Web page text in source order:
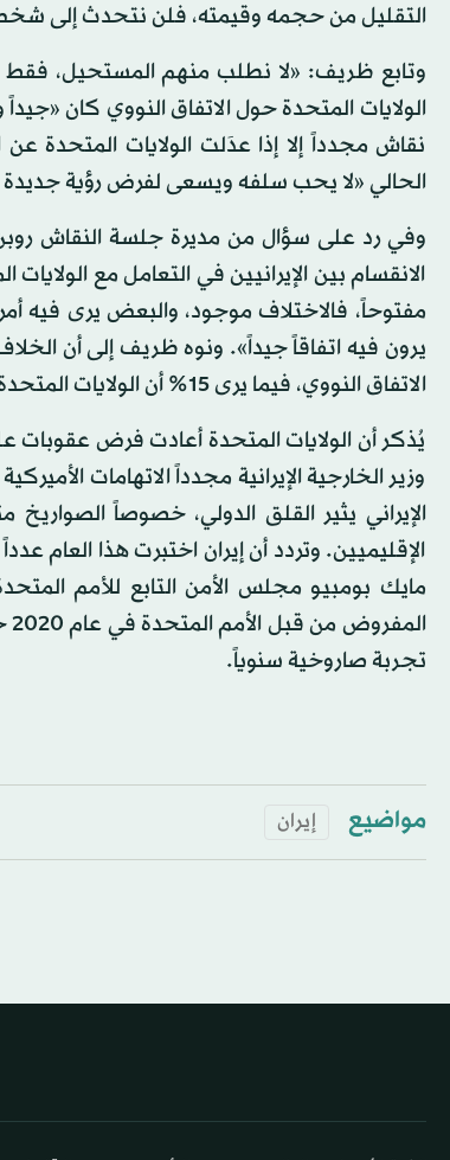
التقليل من حجمه وقيمته، فلن نتحدث إلى شخص يضع علينا
وتابع ظريف: «لا نطلب منهم المستحيل، فقط
الولايات المتحدة حول الاتفاق النووي كان
نقاش مجدداً إلا إذا عدَلت الولايات المتحدة
الحالي «لا يحب سلفه ويسعى لفرض رؤية جديدة
وفي رد على سؤال من مديرة جلسة النقاش روبن
الانقسام بين الإيرانيين في التعامل مع
مفتوحاً، فالاختلاف موجود، والبعض يرى فيه
الاتفاق النووي، فيما يرى 15% أن الولايات المتحدة ليست شريكاً موثوقاً.
يُذكر أن الولايات المتحدة أعادت فرض عقوبات
وزير الخارجية الإيرانية مجدداً الاتهامات
الإيراني يثير القلق الدولي، خصوصاً
الإقليميين. وتردد أن إيران اختبرت هذا العام
مايك بومبيو مجلس الأمن التابع للأمم
تجربة صاروخية سنوياً.
مواضيع إيران